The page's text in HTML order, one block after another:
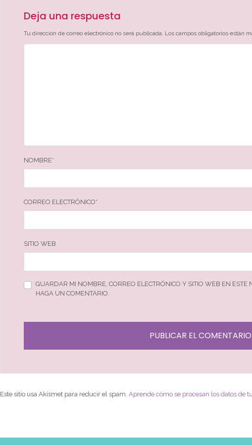
Deja una respuesta
Tu dirección de correo electrónico no será publicada. Los campos obligatorios están
NOMBRE*
CORREO ELECTRÓNICO*
SITIO WEB
GUARDAR MI NOMBRE, CORREO ELECTRÓNICO Y SITIO WEB EN
HAGA UN COMENTARIO.
Este sitio usa Akismet para reducir el spam. Aprende cómo se procesan los datos de